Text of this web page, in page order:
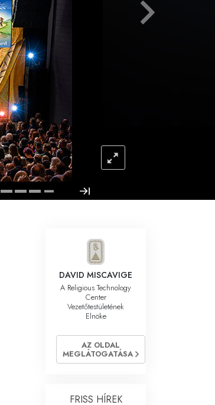
Megoldások a drogokra
Gyerekek
Eszközök a munkahelyen
Az etika és az állapotok
Az elnyomás oka
Kivizsgálások
A szervezés alapjai
A public relations alapjai
DAVID MISCAVIGE
A Religious Technology
Center
Vezetőtestületének
Elnöke
AZ OLDAL
MEGLÁTOGATÁSA
FRISS HÍREK